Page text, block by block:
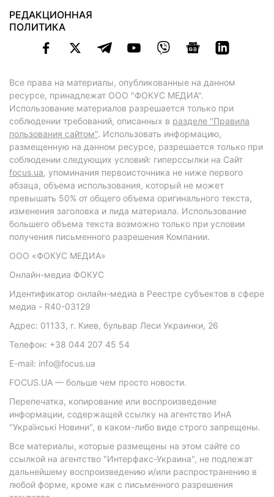
РЕДАКЦИОННАЯ
ПОЛИТИКА
Все права на материалы, опубликованные на данном
ресурсе, принадлежат ООО "ФОКУС МЕДИА".
Использование материалов разрешается только при
соблюдении требований, описанных в разделе "Правила
пользования сайтом". Использовать информацию,
размещенную на данном ресурсе, разрешается только при
соблюдении следующих условий: гиперссылки на Сайт
focus.ua, упоминания первоисточника не ниже первого
абзаца, объема использования, который не может
превышать 50% от общего объема оригинального текста,
изменения заголовка и лида материала. Использование
большего объема текста возможно только при условии
получения письменного разрешения Компании.
ООО «ФОКУС МЕДИА»
Онлайн-медиа ФОКУС
Идентификатор онлайн-медиа в Реестре субъектов в сфере
медиа - R40-03129
Адрес: 01133, г. Киев, бульвар Леси Украинки, 26
Телефон: +38 044 207 45 54
E-mail: info@focus.ua
FOCUS.UA — больше чем просто новости.
Перепечатка, копирование или воспроизведение
информации, содержащей ссылку на агентство ИнА
"Українські Новини", в каком-либо виде строго запрещены.
Все материалы, которые размещены на этом сайте со
ссылкой на агентство "Интерфакс-Украина", не подлежат
дальнейшему воспроизведению и/или распространению в
любой форме, кроме как с письменного разрешения